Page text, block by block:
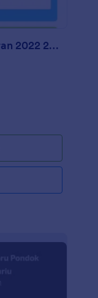
PPDB MI Al Badri Tahun Ajaran 2022 2023